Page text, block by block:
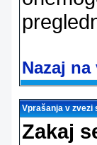
Nazaj na
Vprašanja v zvezi
Zakaj